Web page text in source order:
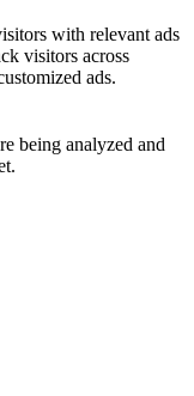
with relevant ads
visitors across
ads.
being analyzed and